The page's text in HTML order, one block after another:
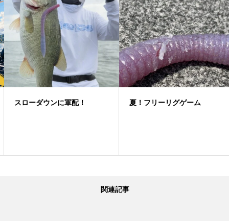
スローダウンに軍配！ 夏！フリーリグゲーム
関連記事